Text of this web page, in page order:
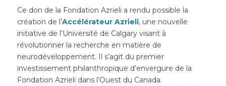
Ce don de la Fondation Azrieli a rendu possible la
création de l’Accélérateur Azrieli, une nouvelle
initiative de l’Université de Calgary visant à
révolutionner la recherche en matière de
neurodéveloppement. Il s’agit du premier
investissement philanthropique d’envergure de la
Fondation Azrieli dans l’Ouest du Canada.